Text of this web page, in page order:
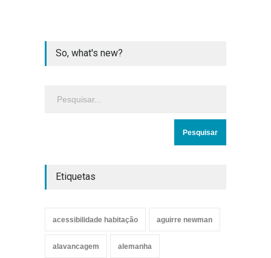
So, what's new?
Etiquetas
acessibilidade habitação aguirre newman
alavancagem alemanha